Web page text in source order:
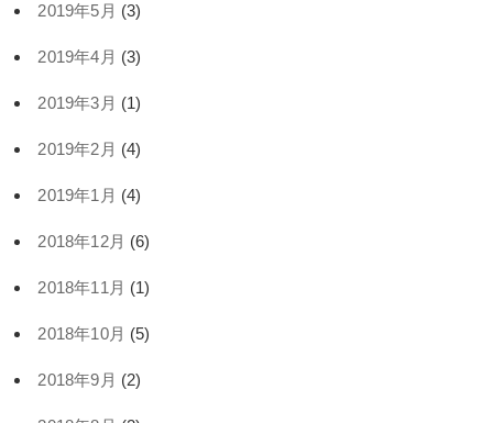
2019年5月 (3)
2019年4月 (3)
2019年3月 (1)
2019年2月 (4)
2019年1月 (4)
2018年12月 (6)
2018年11月 (1)
2018年10月 (5)
2018年9月 (2)